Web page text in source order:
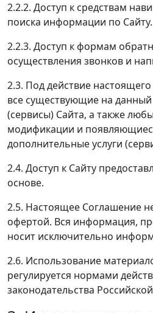
2.2.2. Доступ к средствам
поиска информации по Сайту.
2.2.3. Доступ к формам
осуществления звонков и
2.3. Под действие
все существующие на данный
(сервисы) Сайта, а также
модификации и
дополнительные услуги
2.4. Доступ к Сайту
основе.
2.5. Настоящее Соглашение
офертой. Вся информация,
носит исключительно
2.6. Использование
регулируется нормами
законодательства